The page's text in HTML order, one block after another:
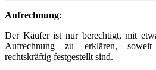
Aufrechnung:
Der Käufer ist nur berechtigt, mit
Aufrechnung zu erklären,
rechtskräftig festgestellt sind.